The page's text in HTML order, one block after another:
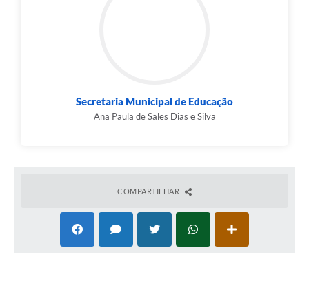
Secretaria Municipal de Educação
Ana Paula de Sales Dias e Silva
COMPARTILHAR